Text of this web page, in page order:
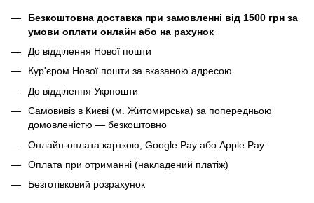
Безкоштовна доставка при замовленні від 1500 грн за
умови оплати онлайн або на рахунок
До відділення Нової пошти
Кур'єром Нової пошти за вказаною адресою
До відділення Укрпошти
Самовивіз в Києві (м. Житомирська) за попередньою
домовленістю — безкоштовно
Онлайн-оплата карткою, Google Pay або Apple Pay
Оплата при отриманні (накладений платіж)
Безготівковий розрахунок